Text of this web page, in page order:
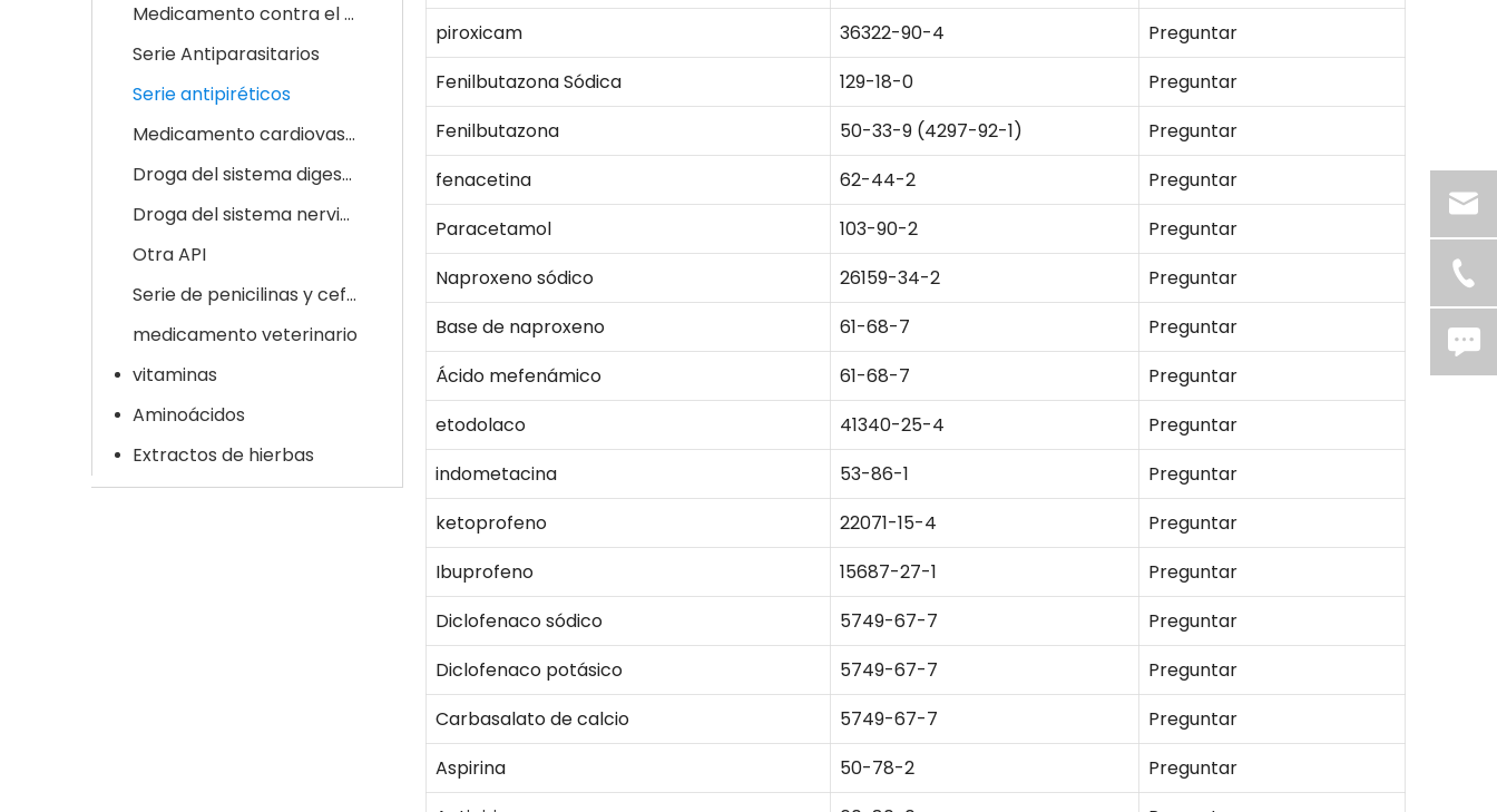
Medicamento contra el cáncer
Serie Antiparasitarios
Serie antipiréticos
Medicamento cardiovascular y del sistema sanguíneo
Droga del sistema digestivo
Droga del sistema nervioso
Otra API
Serie de penicilinas y cefalosporinas
medicamento veterinario
vitaminas
Aminoácidos
Extractos de hierbas
piroxicam
36322-90-4
Preguntar
Fenilbutazona Sódica
129-18-0
Preguntar
Fenilbutazona
50-33-9 (4297-92-1)
Preguntar
fenacetina
62-44-2
Preguntar
Paracetamol
103-90-2
Preguntar
Naproxeno sódico
26159-34-2
Preguntar
Base de naproxeno
61-68-7
Preguntar
Ácido mefenámico
61-68-7
Preguntar
etodolaco
41340-25-4
Preguntar
indometacina
53-86-1
Preguntar
ketoprofeno
22071-15-4
Preguntar
Ibuprofeno
15687-27-1
Preguntar
Diclofenaco sódico
5749-67-7
Preguntar
Diclofenaco potásico
5749-67-7
Preguntar
Carbasalato de calcio
5749-67-7
Preguntar
Aspirina
50-78-2
Preguntar